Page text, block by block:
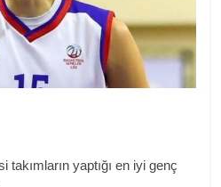
yaptığı en iyi genç